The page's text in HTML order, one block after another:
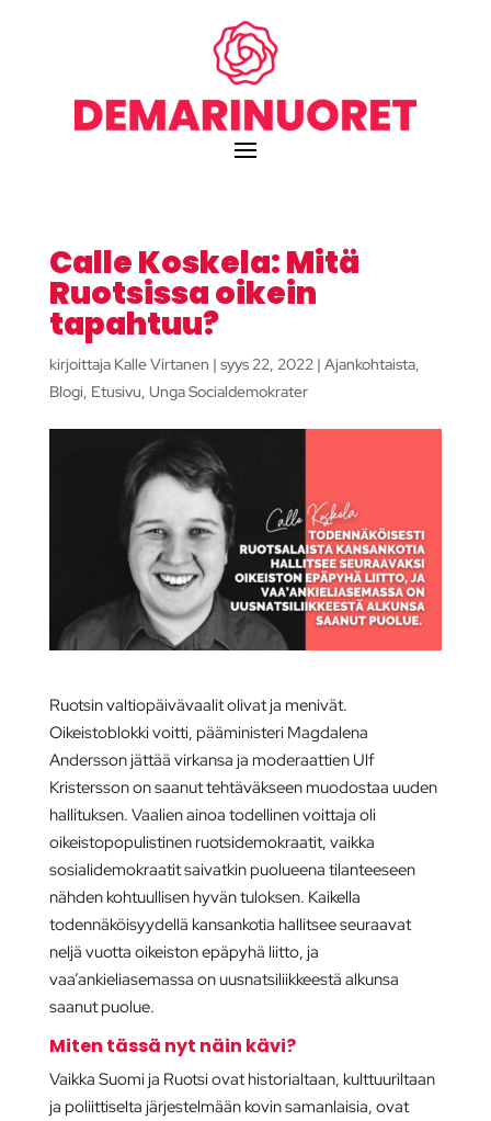
Calle Koskela: Mitä
Ruotsissa oikein
tapahtuu?
kirjoittaja Kalle Virtanen | syys 22, 2022| Ajankohtaista,
Blogi, Etusivu, Unga Socialdemokrater
Ruotsin valtiopäivävaalit olivat ja menivät.
Oikeistoblokki voitti, pääministeri Magdalena
Andersson jättää virkansa ja moderaattien Ulf
Kristersson on saanut tehtäväkseen muodostaa uuden
hallituksen. Vaalien ainoa todellinen voittaja oli
oikeistopopulistinen ruotsidemokraatit, vaikka
sosialidemokraatit saivatkin puolueena tilanteeseen
nähden kohtuullisen hyvän tuloksen. Kaikella
todennäköisyydellä kansankotia hallitsee seuraavat
neljä vuotta oikeiston epäpyhä liitto, ja
vaa’ankieliasemassa on uusnatsiliikkeestä alkunsa
saanut puolue.
Miten tässä nyt näin kävi?
Vaikka Suomi ja Ruotsi ovat historialtaan, kulttuuriltaan
ja poliittiselta järjestelmään kovin samanlaisia, ovat